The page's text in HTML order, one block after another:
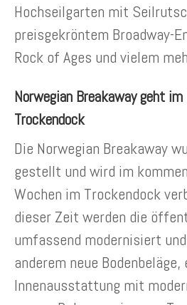
Hochseilgarten mit
preisgekröntem Broadway-
Rock of Ages und vielem
Norwegian Breakaway geht
Trockendock
Die Norwegian Breakaway
gestellt und wird im
Wochen im Trockendock
dieser Zeit werden die
umfassend modernisiert
anderem neue Bodenbeläge,
Innenausstattung mit